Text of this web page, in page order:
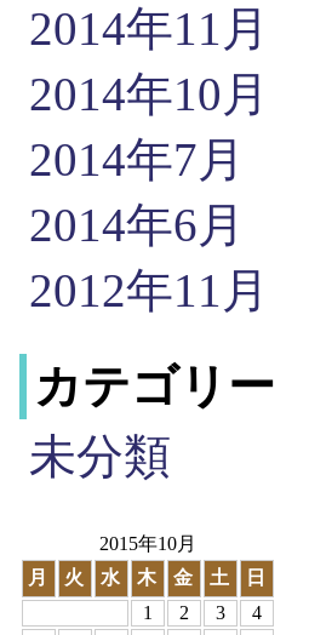
2014年11月
2014年10月
2014年7月
2014年6月
2012年11月
カテゴリー
未分類
2015年10月
月
火 水 木 金 土
日
1
2 3
4